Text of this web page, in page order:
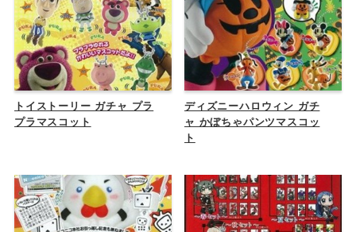
トイストーリー ガチャ プラ
プラマスコット
ディズニーハロウィン ガチ
ャ かぼちゃパンツマスコッ
ト